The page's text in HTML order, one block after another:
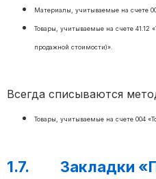
Материалы, учитываемые на счете
Товары, учитываемые на счете 41.12
продажной стоимости)».
Всегда списываются
Товары, учитываемые на счете 004
1.7. Закладки